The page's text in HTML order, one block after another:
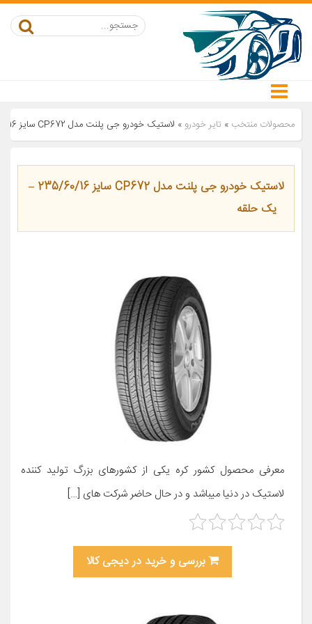
محصولات منتخب » تایر خودرو » لاستیک خودرو جی پلنت مدل CP672 سایز 235/60/16 – یک حلقه
لاستیک خودرو جی پلنت مدل CP672 سایز 235/60/16 –
یک حلقه
معرفی محصول کشور کره یکی از کشورهای بزرگ تولید کننده
لاستیک در دنیا میباشد و در حال حاضر شرکت های […]
بررسی و خرید در دیجی کالا